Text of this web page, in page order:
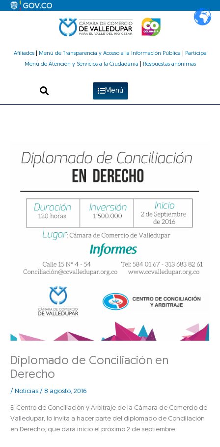
Afiliados| Menú de Transparencia y Acceso a la Información Pública
Participa
Menú de Atención y Servicios a la Ciudadanía
Respuestas anónimas
Menú
Diplomado de Conciliación en
Derecho
/ Noticias / 8 agosto, 2016
El Centro de Conciliación y Arbitraje de la Cámara de Comercio de
Valledupar, lo invita a hacer parte del diplomado de Conciliación
en Derecho, que dará inicio el próximo 2 de septiembre.